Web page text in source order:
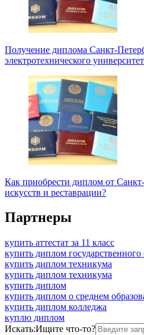
Получение диплома Санкт-
электротехнического
Как приобрести диплом от
искусств и реставрации?
Партнеры
купить аттестат за 11 класс
купить диплом государственного
купить диплом техникума
купить диплом техникума
купить диплом
купить диплом о среднем
купить диплом колледжа
куплю диплом
Искать:Ищите что-то?